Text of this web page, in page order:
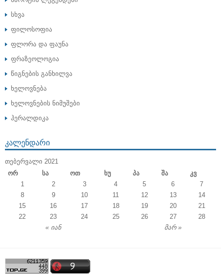
სხვა
ფილოსოფია
ფლორა და ფაუნა
ფრაზეოლოგია
წიგნების განხილვა
ხელოვნება
ხელოვნების ნიმუშები
ჰერალდიკა
ᲙᲐᲚᲔᲜᲓᲐᲠᲘ
ᲗᲔᲑᲔᲠᲕᲐᲚᲘ 2021
Ორ
Სა Ოთ Ხუ Პა Შა Კვ
« იან მარ »
1 2 3 4 5 6
7
8
9 10 11 12 13
14
15
16 17 18 19 20
21
22
23 24 25 26 27 28